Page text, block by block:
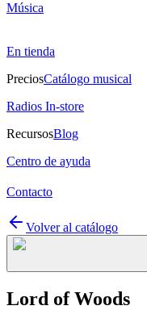
Música
En tienda
PreciosCatálogo musical
Radios In-store
RecursosBlog
Centro de ayuda
Contacto
Volver al catálogo
Lord of Woods